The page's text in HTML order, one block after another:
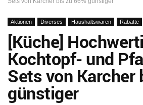
Aktionen Diverses Haushaltswaren Rabatte
[Küche]
Kochtopf- und
Sets von Karcher
günstiger